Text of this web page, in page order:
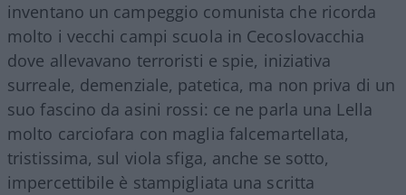
inventano un campeggio comunista che ricorda
molto i vecchi campi scuola in Cecoslovacchia
dove allevavano terroristi e spie, iniziativa
surreale, demenziale, patetica, ma non priva di un
suo fascino da asini rossi: ce ne parla una Lella
molto carciofara con maglia falcemartellata,
tristissima, sul viola sfiga, anche se sotto,
impercettibile è stampigliata una scritta